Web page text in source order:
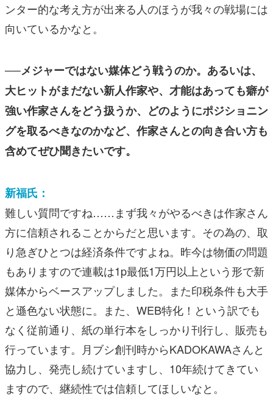
ンター的な考え方が出来る人のほうが我々の戦場には
向いているかなと。
──メジャーではない媒体どう戦うのか。あるいは、
大ヒットがまだない新人作家や、才能はあっても癖が
強い作家さんをどう扱うか、どのようにポジショニン
グを取るべきなのかなど、作家さんとの向き合い方も
含めてぜひ聞きたいです。
新福氏：
難しい質問ですね……まず我々がやるべきは作家さん
方に信頼されることからだと思います。その為の、取
り急ぎひとつは経済条件ですよね。昨今は物価の問題
もありますので連載は1p最低1万円以上という形で新
媒体からベースアップしました。また印税条件も大手
と遜色ない状態に。また、WEB特化！という訳でも
なく従前通り、紙の単行本をしっかり刊行し、販売も
行っています。月ブシ創刊時からKADOKAWAさんと
協力し、発売し続けていますし、10年続けてきてい
ますので、継続性では信頼してほしいなと。